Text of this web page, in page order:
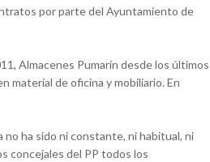
por parte del Ayuntamiento de
Almacenes Pumarín desde los últimos
material de oficina y mobiliario. En
ha sido ni constante, ni habitual, ni
concejales del PP todos los